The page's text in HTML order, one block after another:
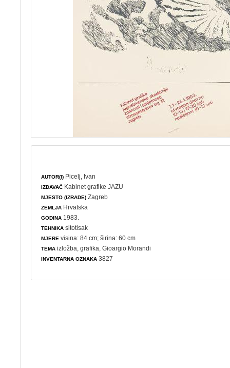
AUTOR(I) Picelj, Ivan
IZDAVAČ Kabinet grafike JAZU
MJESTO (IZRADE) Zagreb
ZEMLJA Hrvatska
GODINA 1983.
TEHNIKA sitotisak
MJERE visina: 84 cm; širina: 60 cm
TEMA izložba ,grafika , Gioargio Morandi
INVENTARNA OZNAKA 3827